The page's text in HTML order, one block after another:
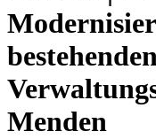
bestehenden
Menden